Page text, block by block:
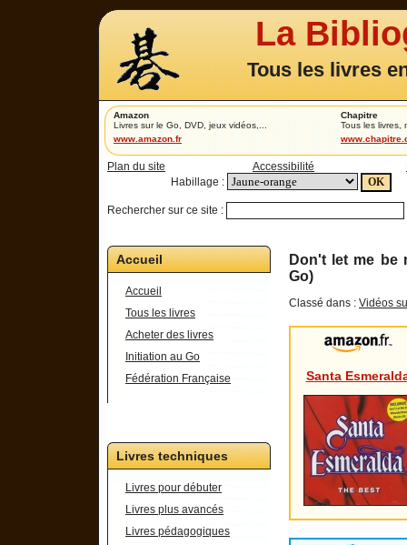
La
Tous les livres
Amazon
Livres sur le Go, DVD, jeux vidéos,...
www.amazon.fr
Chapitre
Tous les livres,
Plan du site Accessibilité
Habillage :
Rechercher sur ce site :
Accueil
Accueil
Tous les livres
Acheter des livres
Initiation au Go
Fédération Française
Livres techniques
Livres pour débuter
Livres plus avancés
Livres pédagogiques
Don't let me be
Go)
Classé dans : Vidéos
Santa